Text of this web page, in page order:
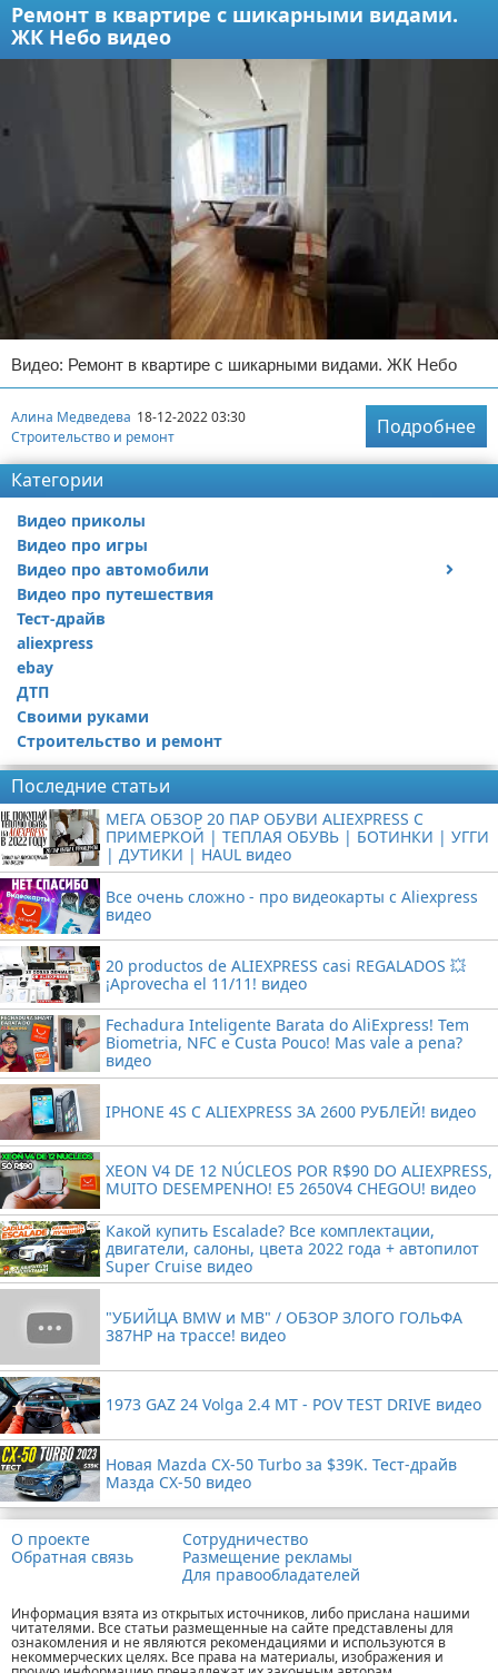
Ремонт в квартире с шикарными видами.
ЖК Небо видео
Видео: Ремонт в квартире с шикарными видами. ЖК Небо
Алина Медведева 18-12-2022 03:30
Строительство и ремонт
Подробнее
Категории
Видео приколы
Видео про игры
Видео про автомобили
Ремонт автомобиля
Видео про путешествия
Тест-драйв
aliexpress
ebay
ДТП
Своими руками
Строительство и ремонт
Последние статьи
МЕГА ОБЗОР 20 ПАР ОБУВИ ALIEXPRESS С
ПРИМЕРКОЙ | ТЕПЛАЯ ОБУВЬ | БОТИНКИ | УГГИ
| ДУТИКИ | HAUL видео
Все очень сложно - про видеокарты с Aliexpress
видео
20 productos de ALIEXPRESS casi REGALADOS 💥
¡Aprovecha el 11/11! видео
Fechadura Inteligente Barata do AliExpress! Tem
Biometria, NFC e Custa Pouco! Mas vale a pena?
видео
IPHONE 4S С ALIEXPRESS ЗА 2600 РУБЛЕЙ! видео
XEON V4 DE 12 NÚCLEOS POR R$90 DO ALIEXPRESS,
MUITO DESEMPENHO! E5 2650V4 CHEGOU! видео
Какой купить Escalade? Все комплектации,
двигатели, салоны, цвета 2022 года + автопилот
Super Cruise видео
"УБИЙЦА BMW и MB" / ОБЗОР ЗЛОГО ГОЛЬФА
387HP на трассе! видео
1973 GAZ 24 Volga 2.4 MT - POV TEST DRIVE видео
Новая Mazda CX-50 Turbo за $39K. Тест-драйв
Мазда CX-50 видео
О проекте
Обратная связь
Сотрудничество
Размещение рекламы
Для правообладателей
Информация взята из открытых источников, либо прислана нашими
читателями. Все статьи размещенные на сайте представлены для
ознакомления и не являются рекомендациями и используются в
некоммерческих целях. Все права на материалы, изображения и